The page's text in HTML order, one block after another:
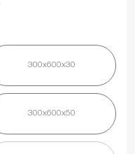
300х600х30
300х600х50